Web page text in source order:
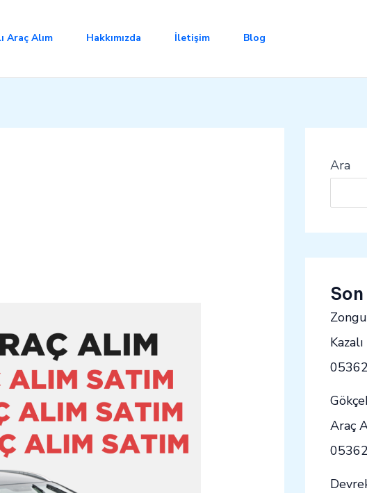
Araç Alım Hakkımızda İletişim Blog
Ara
Son
Araç